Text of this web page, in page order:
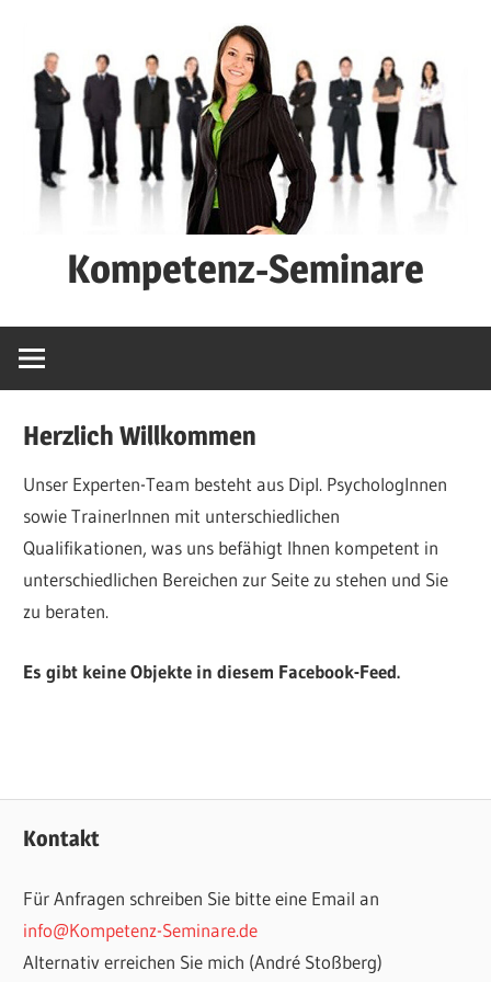
springen
Kompetenz-Seminare
Seminare
Herzlich Willkommen
Unser Experten-Team besteht aus Dipl. PsychologInnen
sowie TrainerInnen mit unterschiedlichen
Qualifikationen, was uns befähigt Ihnen kompetent in
unterschiedlichen Bereichen zur Seite zu stehen und Sie
zu beraten.
Es gibt keine Objekte in diesem Facebook-Feed.
Kontakt
Für Anfragen schreiben Sie bitte eine Email an
info@Kompetenz-Seminare.de
Alternativ erreichen Sie mich (André Stoßberg)